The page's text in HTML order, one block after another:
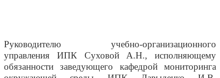
Руководителю учебно-организационного
управления ИПК Суховой А.Н., исполняющему
обязанности заведующего кафедрой мониторинга